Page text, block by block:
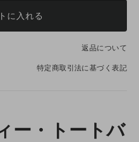
に入れる
返品について
特定商取引法に基づく表記
ー・トートバ